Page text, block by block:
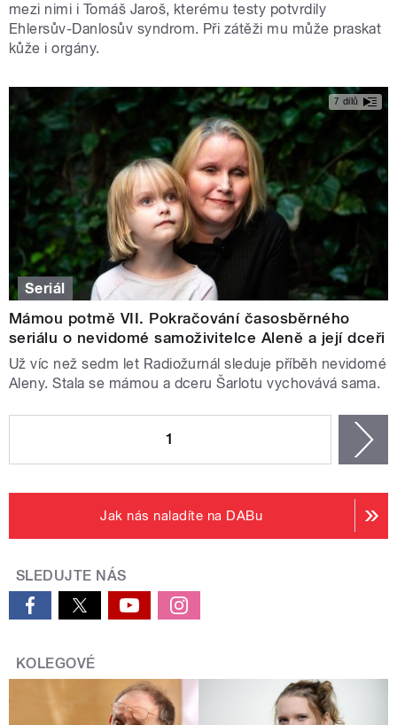
mezi nimi i Tomáš Jaroš, kterému testy potvrdily
Ehlersův-Danlosův syndrom. Při zátěži mu může praskat
kůže i orgány.
7 dílů
Seriál
Mámou potmě VII. Pokračování časosběrného
seriálu o nevidomé samoživitelce Aleně a její dceři
Už víc než sedm let Radiožurnál sleduje příběh nevidomé
Aleny. Stala se mámou a dceru Šarlotu vychovává sama.
1
Jak nás naladíte na DABu
SLEDUJTE NÁS
KOLEGOVÉ